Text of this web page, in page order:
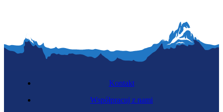
Kontakt
Współpracuj z nami